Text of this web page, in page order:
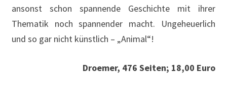
ansonst schon spannende Geschichte mit ihrer
Thematik noch spannender macht. Ungeheuerlich
und so gar nicht künstlich – „Animal“!
Droemer, 476 Seiten; 18,00 Euro